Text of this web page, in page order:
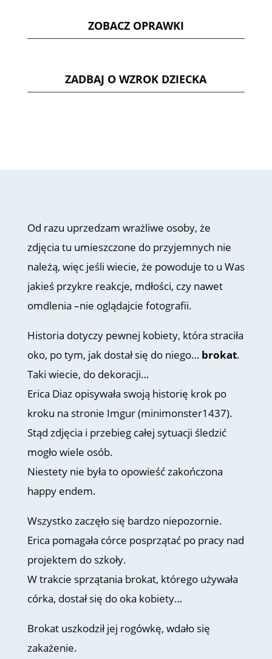
ZOBACZ OPRAWKI
ZADBAJ O WZROK DZIECKA
Od razu uprzedzam wrażliwe osoby, że
zdjęcia tu umieszczone do przyjemnych nie
należą, więc jeśli wiecie, że powoduje to u Was
jakieś przykre reakcje, mdłości, czy nawet
omdlenia –nie oglądajcie fotografii.
Historia dotyczy pewnej kobiety, która straciła
oko, po tym, jak dostał się do niego… brokat.
Taki wiecie, do dekoracji…
Erica Diaz opisywała swoją historię krok po
kroku na stronie Imgur (minimonster1437).
Stąd zdjęcia i przebieg całej sytuacji śledzić
mogło wiele osób.
Niestety nie była to opowieść zakończona
happy endem.
Wszystko zaczęło się bardzo niepozornie.
Erica pomagała córce posprzątać po pracy nad
projektem do szkoły.
W trakcie sprzątania brokat, którego używała
córka, dostał się do oka kobiety…
Brokat uszkodził jej rogówkę, wdało się
zakażenie.